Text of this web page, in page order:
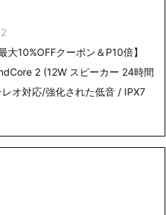
大10%OFFクーポン＆P10倍】
2 (12W スピーカー 24時間
オ対応/強化された低音 / IPX7